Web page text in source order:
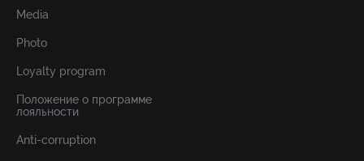
Media
Photo
Loyalty program
Положение о программе
лояльности
Anti-corruption